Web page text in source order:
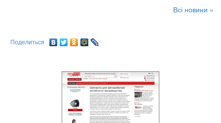
Всі новини »
Поделиться